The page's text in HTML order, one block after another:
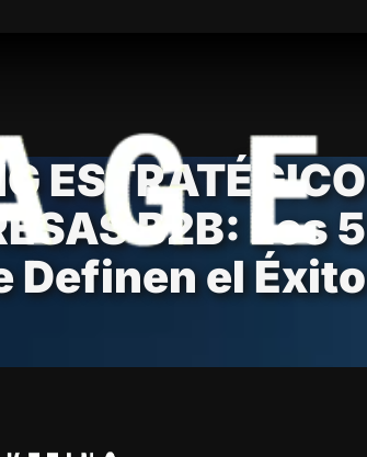
ESTRATÉGICO
B2B: Los 5
Definen el Éxito